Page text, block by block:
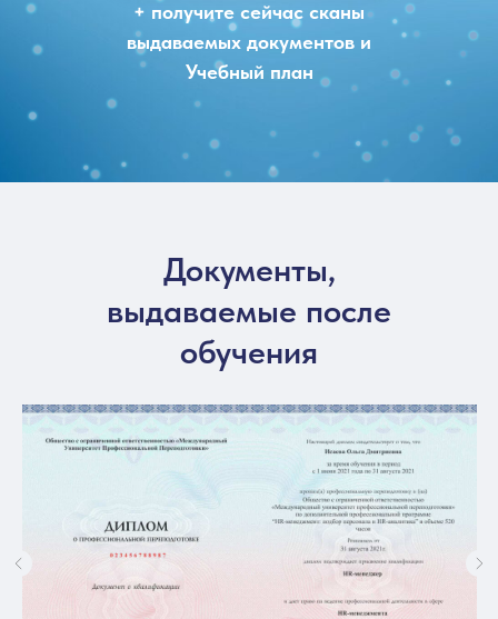
+ получите сейчас сканы
выдаваемых документов и
Учебный план
Документы,
выдаваемые после
обучения